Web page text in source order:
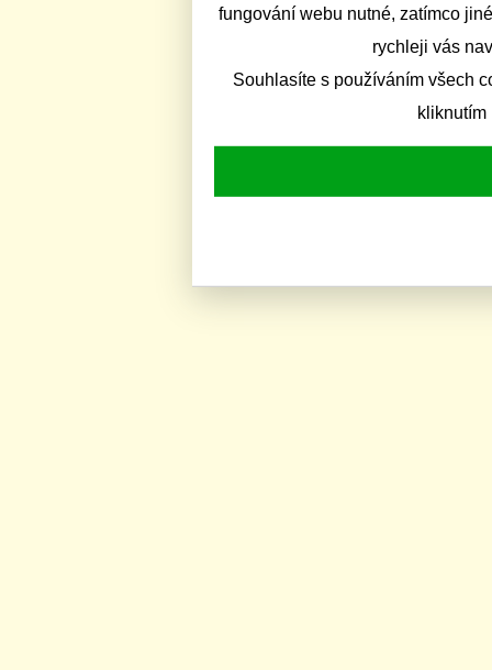
fungování webu nutné, zatímco
rychleji vás
Souhlasíte s používáním všech
kliknutím